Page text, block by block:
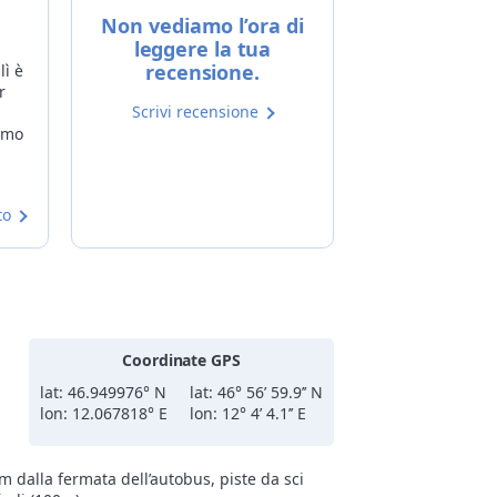
è
Non vediamo l’ora di
leggere la tua
recensione.
Scrivi recensione
Coordinate GPS
lat: 46.949976° N
lon: 12.067818° E
lat: 46° 56’ 59.9’’ N
lon: 12° 4’ 4.1’’ E
dalla fermata dell’autobus, piste da sci